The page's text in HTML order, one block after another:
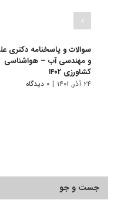
سوالات و پاسخنامه دکتری
و مهندسی آب – هواشناسی
کشاورزی ۱۴۰۲
۲۴ آذر, ۱۴۰۱ | ۰ دیدگاه
جست و جو